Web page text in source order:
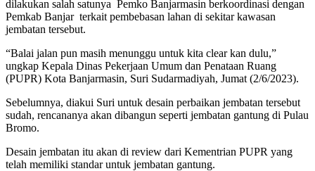
dilakukan salah satunya Pemko Banjarmasin berkoordinasi dengan
Pemkab Banjar terkait pembebasan lahan di sekitar kawasan
jembatan tersebut.
“Balai jalan pun masih menunggu untuk kita clear kan dulu,”
ungkap Kepala Dinas Pekerjaan Umum dan Penataan Ruang
(PUPR) Kota Banjarmasin, Suri Sudarmadiyah, Jumat (2/6/2023).
Sebelumnya, diakui Suri untuk desain perbaikan jembatan tersebut
sudah, rencananya akan dibangun seperti jembatan gantung di Pulau
Bromo.
Desain jembatan itu akan di review dari Kementrian PUPR yang
telah memiliki standar untuk jembatan gantung.